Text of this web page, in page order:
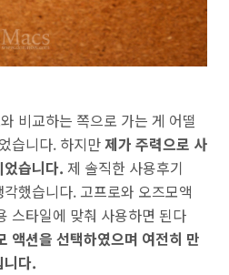
비교하는 쪽으로 가는 게 어떨
습니다. 하지만제가 주력으로 사
습니다. 제 솔직한 사용후기
했습니다. 고프로와 오즈모액
스타일에 맞춰 사용하면 된다
액션을 선택하였으며 여전히 만
니다.